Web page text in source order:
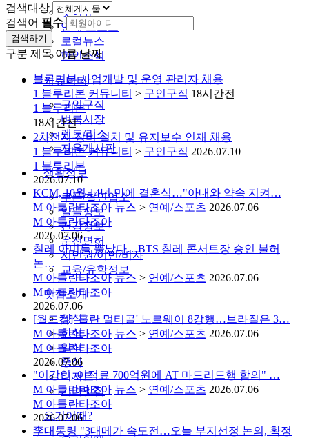
핫이슈
연예/스포츠
로컬뉴스
한인소식
커뮤니티
구인구직
벼룩시장
렌트/리스
자유게시판
생활정보
쿠폰/할인업소
알뜰정보
건강정보
운전면허
시민권/이민/비자
교육/유학정보
맛집소개
양식
한식
일식
중식
디저트
기타맛집
요기어때?
검색대상
검색어 필수
검색하기
구분 제목 이름 날짜
블루리본 사업개발 및 운영 관리자 채용
1 블루리본 커뮤니티 > 구인구직 18시간전
1 블루리본
18시간전
2차전지 장비 설치 및 유지보수 인재 채용
1 블루리본 커뮤니티 > 구인구직 2026.07.10
1 블루리본
2026.07.10
KCM, 10월 14년 만에 결혼식…"아내와 약속 지켜…
M 아틀란타조아 뉴스 > 연예/스포츠 2026.07.06
M 아틀란타조아
2026.07.06
칠레 아미들 뿔났다…BTS 칠레 콘서트장 승인 불허
논…
M 아틀란타조아 뉴스 > 연예/스포츠 2026.07.06
M아틀란타조아
2026.07.06
[월드컵] '홀란 멀티골' 노르웨이 8강행…브라질은 3…
M 아틀란타조아 뉴스 > 연예/스포츠 2026.07.06
M 아틀란타조아
2026.07.06
"이강인, 이적료 700억원에 AT 마드리드행 합의" …
M 아틀란타조아 뉴스 > 연예/스포츠 2026.07.06
M 아틀란타조아
2026.07.06
李대통령 "3대메가 속도전…오늘 부지선정 논의, 확정